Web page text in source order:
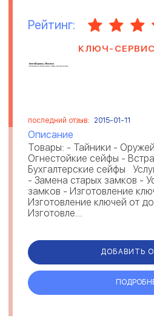
Рейтинг:
КЛЮЧ-СЕРВИС
последний отзыв: 2015-01-11
Описание
Товары: - Тайники -
Огнестойкие сейфы -
Бухгалтерские сейфы
- Замена старых замков -
замков - Изготовление
Изготовление ключей от
Изготовле...
ДОБАВИТЬ